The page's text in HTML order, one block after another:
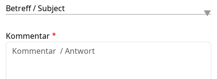
Betreff / Subject
Kommentar